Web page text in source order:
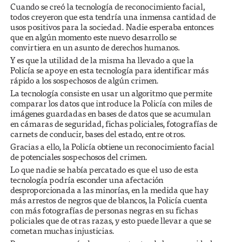
Cuando se creó la tecnología de reconocimiento facial,
todos creyeron que esta tendría una inmensa cantidad de
usos positivos para la sociedad. Nadie esperaba entonces
que en algún momento este nuevo desarrollo se
convirtiera en un asunto de derechos humanos.
Y es que la utilidad de la misma ha llevado a que la
Policía se apoye en esta tecnología para identificar más
rápido a los sospechosos de algún crimen.
La tecnología consiste en usar un algoritmo que permite
comparar los datos que introduce la Policía con miles de
imágenes guardadas en bases de datos que se acumulan
en cámaras de seguridad, fichas policiales, fotografías de
carnets de conducir, bases del estado, entre otros.
Gracias a ello, la Policía obtiene un reconocimiento facial
de potenciales sospechosos del crimen.
Lo que nadie se había percatado es que el uso de esta
tecnología podría esconder una afectación
desproporcionada a las minorías, en la medida que hay
más arrestos de negros que de blancos, la Policía cuenta
con más fotografías de personas negras en su fichas
policiales que de otras razas, y esto puede llevar a que se
cometan muchas injusticias.